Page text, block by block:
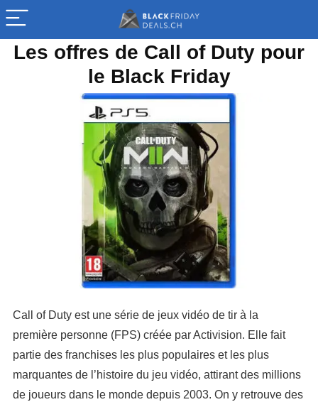
Les offres de Call of Duty pour
le Black Friday
Call of Duty est une série de jeux vidéo de tir à la
première personne (FPS) créée par Activision. Elle fait
partie des franchises les plus populaires et les plus
marquantes de l’histoire du jeu vidéo, attirant des millions
de joueurs dans le monde depuis 2003. On y retrouve des